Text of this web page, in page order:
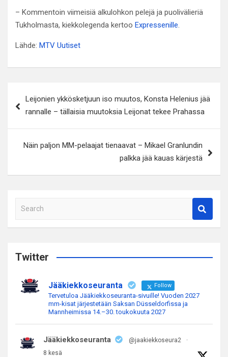
– Kommentoin viimeisiä alkulohkon pelejä ja puolivälieriä
Tukholmasta, kiekkolegenda kertoo Expressenille.
Lähde: MTV Uutiset
selaus
Leijonien ykkösketjuun iso muutos, Konsta Helenius jää
rannalle – tällaisia muutoksia Leijonat tekee Prahassa
Näin paljon MM-pelaajat tienaavat – Mikael Granlundin
palkka jää kauas kärjestä
a
c
Twitter
Jääkiekkoseuranta Follow
Tervetuloa Jääkiekkoseuranta-sivuille! Vuoden 2027
mm-kisat järjestetään Saksan Düsseldorfissa ja
Mannheimissa 14.–30. toukokuuta 2027
Jääkiekkoseuranta @jaakiekkoseura2
·
8 kesä